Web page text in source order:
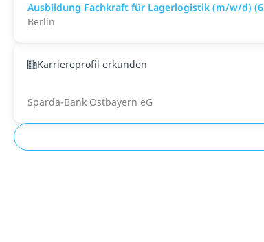
Ausbildung Fachkraft für Lagerlogistik (m/w/d)
Berlin
Karriereprofil erkunden
Sparda-Bank Ostbayern eG